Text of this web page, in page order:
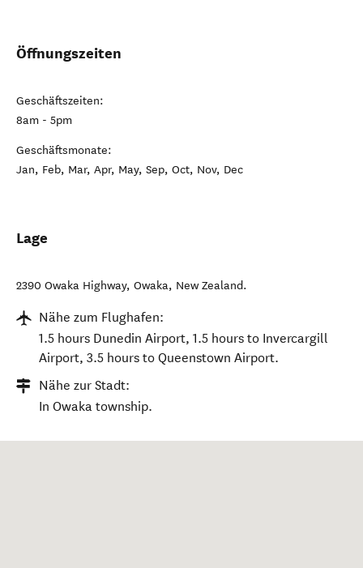
Öffnungszeiten
Geschäftszeiten:
8am - 5pm
Geschäftsmonate:
Jan, Feb, Mar, Apr, May, Sep, Oct, Nov, Dec
Lage
2390 Owaka Highway, Owaka, New Zealand.
Nähe zum Flughafen:
1.5 hours Dunedin Airport, 1.5 hours to Invercargill
Airport, 3.5 hours to Queenstown Airport.
Nähe zur Stadt:
In Owaka township.